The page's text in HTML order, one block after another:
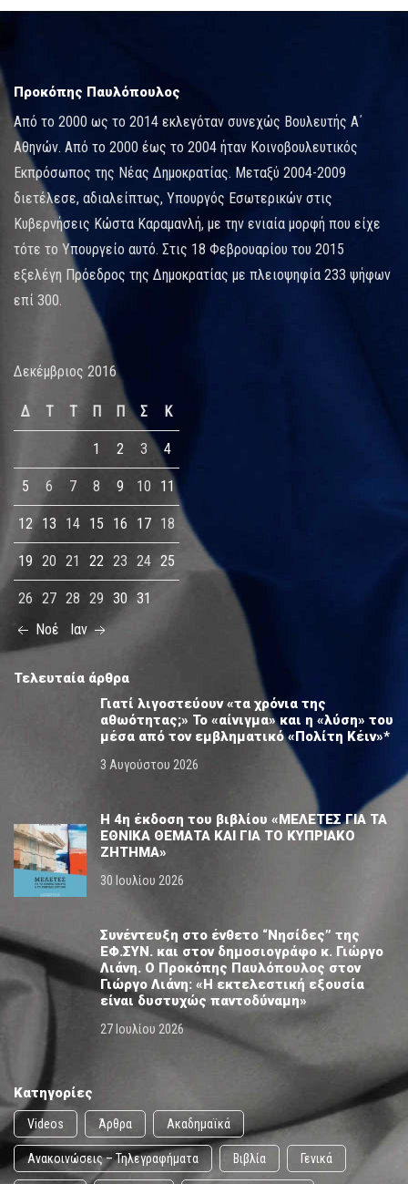
Προκόπης Παυλόπουλος
Από το 2000 ως το 2014 εκλεγόταν συνεχώς Βουλευτής Α΄
Αθηνών. Από το 2000 έως το 2004 ήταν Κοινοβουλευτικός
Εκπρόσωπος της Νέας Δημοκρατίας. Μεταξύ 2004-2009
διετέλεσε, αδιαλείπτως, Υπουργός Εσωτερικών στις
Κυβερνήσεις Κώστα Καραμανλή, με την ενιαία μορφή που είχε
τότε το Υπουργείο αυτό. Στις 18 Φεβρουαρίου του 2015
εξελέγη Πρόεδρος της Δημοκρατίας με πλειοψηφία 233 ψήφων
επί 300.
Δεκέμβριος 2016
Δ Τ Τ Π Π Σ Κ
1 2 3 4
5 6 7 8 9 10 11
12 13 14 15 16 17 18
19 20 21 22 23 24 25
26 27 28 29 30 31
Νοέ
Ιαν
Τελευταία άρθρα
Γιατί λιγοστεύουν «τα χρόνια της
αθωότητας;» Το «αίνιγμα» και η «λύση» του
μέσα από τον εμβληματικό «Πολίτη Κέιν»*
3 Αυγούστου 2026
Η 4η έκδοση του βιβλίου «ΜΕΛΕΤΕΣ ΓΙΑ ΤΑ
ΕΘΝΙΚΑ ΘΕΜΑΤΑ ΚΑΙ ΓΙΑ ΤΟ ΚΥΠΡΙΑΚΟ
ΖΗΤΗΜΑ»
30 Ιουλίου 2026
Συνέντευξη στο ένθετο “Νησίδες” της
ΕΦ.ΣΥΝ. και στον δημοσιογράφο κ. Γιώργο
Λιάνη. Ο Προκόπης Παυλόπουλος στον
Γιώργο Λιάνη: «Η εκτελεστική εξουσία
είναι δυστυχώς παντοδύναμη»
27 Ιουλίου 2026
Κατηγορίες
Videos Άρθρα Ακαδημαϊκά
Ανακοινώσεις – Τηλεγραφήματα Βιβλία Γενικά